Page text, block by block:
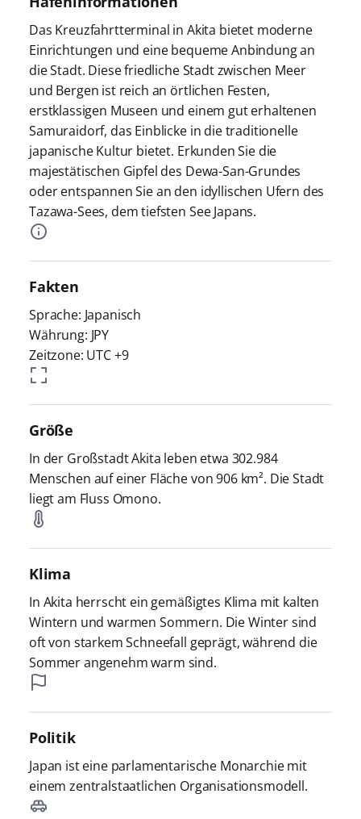
Das Kreuzfahrtterminal in Akita bietet moderne
Einrichtungen und eine bequeme Anbindung an
die Stadt. Diese friedliche Stadt zwischen Meer
und Bergen ist reich an örtlichen Festen,
erstklassigen Museen und einem gut erhaltenen
Samuraidorf, das Einblicke in die traditionelle
japanische Kultur bietet. Erkunden Sie die
majestätischen Gipfel des Dewa-San-Grundes
oder entspannen Sie an den idyllischen Ufern des
Tazawa-Sees, dem tiefsten See Japans.
Fakten
Sprache: Japanisch
Währung: JPY
Zeitzone: UTC +9
Größe
In der Großstadt Akita leben etwa 302.984
Menschen auf einer Fläche von 906 km². Die Stadt
liegt am Fluss Omono.
Klima
In Akita herrscht ein gemäßigtes Klima mit kalten
Wintern und warmen Sommern. Die Winter sind
oft von starkem Schneefall geprägt, während die
Sommer angenehm warm sind.
Politik
Japan ist eine parlamentarische Monarchie mit
einem zentralstaatlichen Organisationsmodell.